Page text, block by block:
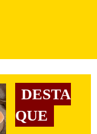
DESTA
QUE